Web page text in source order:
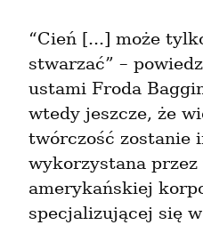
“Cień [...] może
stwarzać” –
ustami Froda
wtedy jeszcze, że
twórczość zostanie
wykorzystana
amerykańskiej
specjalizującej się